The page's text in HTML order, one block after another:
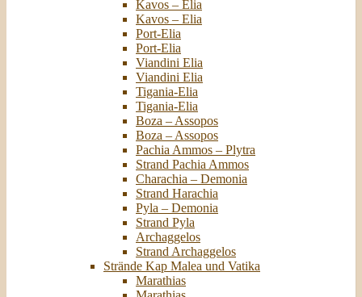
Kavos – Elia
Kavos – Elia
Port-Elia
Port-Elia
Viandini Elia
Viandini Elia
Tigania-Elia
Tigania-Elia
Boza – Assopos
Boza – Assopos
Pachia Ammos – Plytra
Strand Pachia Ammos
Charachia – Demonia
Strand Harachia
Pyla – Demonia
Strand Pyla
Archaggelos
Strand Archaggelos
Strände Kap Malea und Vatika
Marathias